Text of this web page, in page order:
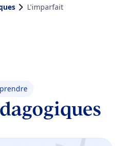
L'imparfait